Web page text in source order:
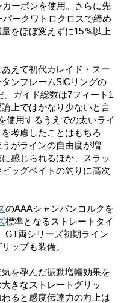
ーボンを使用。さらに先
ークワトロクロスで締め
をほぼ変えずに15％以上
えて初代カレイド・スー
ンフレームSiCリングの
。ガイド総数は7フィート1
上ではかなり少ないと言
使用するうえでの太いライ
考慮したことはもちろ
がラインの自由度が増
感じられるほか、スラッ
ッグベイトの釣りに高次
のAAAシャンパンコルクを
標準となるストレートタイ
GT両シリーズ初期ライン
ップも装備。
を孕んだ振動増幅効果を
きなストレートグリッ
ると感度伝達力の向上は